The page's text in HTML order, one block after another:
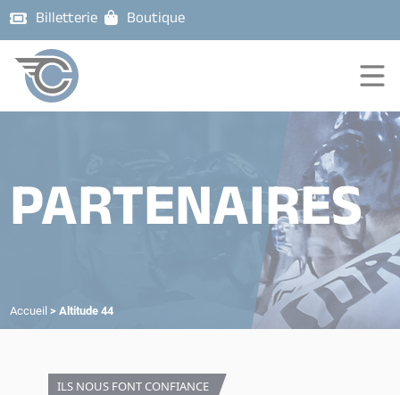
Billetterie Boutique
PARTENAIRES
Accueil >Altitude 44
ILS NOUS FONT CONFIANCE